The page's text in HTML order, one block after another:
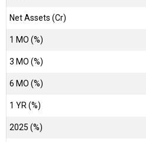
Net Assets (Cr)
1 MO (%)
3 MO (%)
6 MO (%)
1 YR (%)
2025 (%)